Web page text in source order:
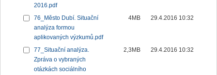
2016.pdf
76_Město Dubí. Situační
analýza formou
aplikovaných výzkumů.pdf
4MB 29.4.2016 10:32
77_Situační analýza.
Zpráva o vybraných
otázkách sociálního
2,3MB 29.4.2016 10:32